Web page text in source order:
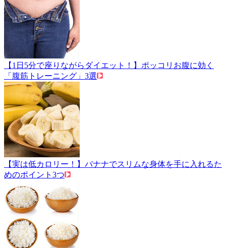
【1日5分で座りながらダイエット！】ポッコリお腹に効く
「腹筋トレーニング」3選
【実は低カロリー！】バナナでスリムな身体を手に入れるた
めのポイント3つ